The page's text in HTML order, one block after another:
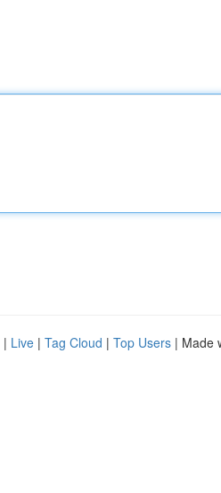
| Live | Tag Cloud | Top Users | Made